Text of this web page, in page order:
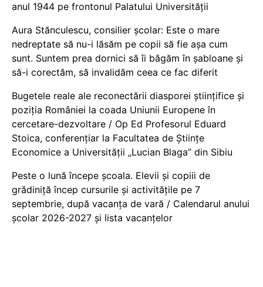
anul 1944 pe frontonul Palatului Universității
Aura Stănculescu, consilier școlar: Este o mare
nedreptate să nu-i lăsăm pe copii să fie așa cum
sunt. Suntem prea dornici să îi băgăm în șabloane și
să-i corectăm, să invalidăm ceea ce fac diferit
Bugetele reale ale reconectării diasporei științifice și
poziția României la coada Uniunii Europene în
cercetare-dezvoltare / Op Ed Profesorul Eduard
Stoica, conferențiar la Facultatea de Științe
Economice a Universității „Lucian Blaga” din Sibiu
Peste o lună începe școala. Elevii și copiii de
grădiniță încep cursurile și activitățile pe 7
septembrie, după vacanța de vară / Calendarul anului
școlar 2026-2027 și lista vacanțelor